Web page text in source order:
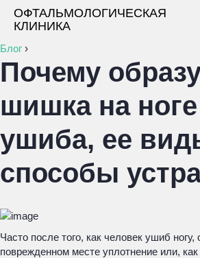
ОФТАЛЬМОЛОГИЧЕСКАЯ
КЛИНИКА
Блог ›
Почему
шишка на
ушиба, ее
способы
Часто после того, как человек ушиб ногу,
поврежденном месте уплотнение или, как